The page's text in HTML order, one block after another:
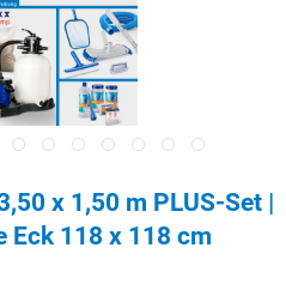
x 1,50 m PLUS-Set |
Eck 118 x 118 cm